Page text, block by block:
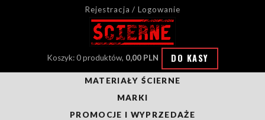
Rejestracja / Logowanie
Koszyk: 0 produktów, 0,00 PLN DO KASY
MATERIAŁY ŚCIERNE
MARKI
PROMOCJE I WYPRZEDAŻE